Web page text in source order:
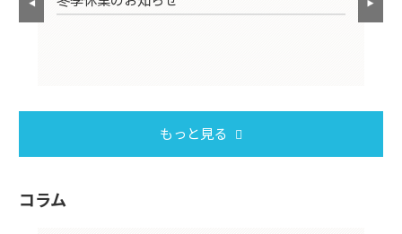
もっと見る
コラム